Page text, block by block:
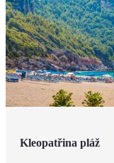
Kleopatřina pláž